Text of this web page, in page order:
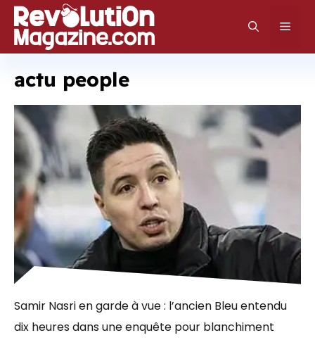
Aller
au
contenu
actu people
Samir Nasri en garde à vue : l’ancien Bleu entendu
dix heures dans une enquête pour blanchiment